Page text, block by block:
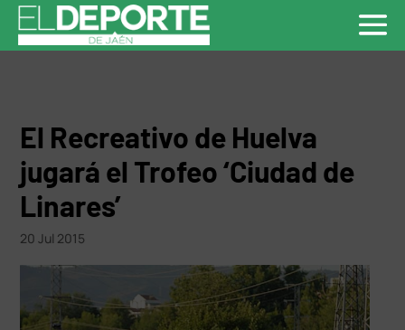
El Recreativo de Huelva
jugará el Trofeo ‘Ciudad de
Linares’
20 Jul 2015